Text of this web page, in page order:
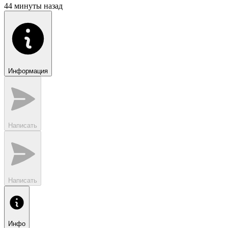
44 минуты назад
Информация
Написать
Написать
Инфо